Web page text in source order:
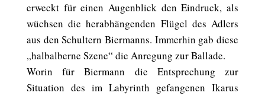
erweckt für einen Augenblick den Eindruck, als
wüchsen die herabhängenden Flügel des Adlers
aus den Schultern Biermanns. Immerhin gab diese
„halbalberne Szene“ die Anregung zur Ballade.
Worin für Biermann die Entsprechung zur
Situation des im Labyrinth gefangenen Ikarus